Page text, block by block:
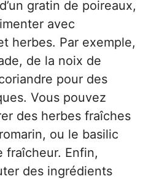
gratin de poireaux,
avec
herbes. Par exemple,
de la noix de
pour des
Vous pouvez
des herbes fraîches
ou le basilic
fraîcheur. Enfin,
des ingrédients